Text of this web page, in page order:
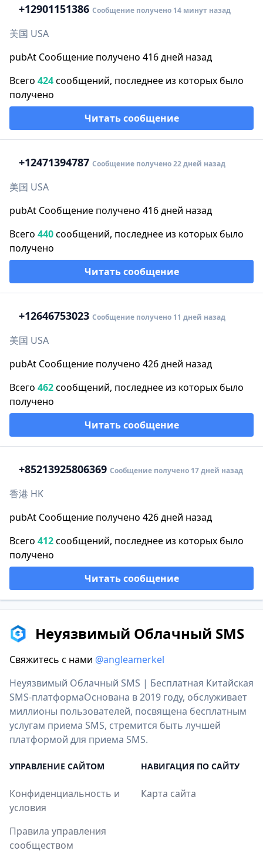
+12901151386 Сообщение получено 14 минут назад
美国 USA
pubAt Сообщение получено 416 дней назад
Всего 424сообщений, последнее из которых было
получено
Читать сообщение
+12471394787 Сообщение получено 22 дней назад
美国 USA
pubAt Сообщение получено 416 дней назад
Всего 440сообщений, последнее из которых было
получено
Читать сообщение
+12646753023 Сообщение получено 11 дней назад
美国 USA
pubAt Сообщение получено 426 дней назад
Всего 462сообщений, последнее из которых было
получено
Читать сообщение
+85213925806369 Сообщение получено 17 дней назад
香港 HK
pubAt Сообщение получено 426 дней назад
Всего 412сообщений, последнее из которых было
получено
Читать сообщение
Неуязвимый Облачный SMS
Свяжитесь с нами @angleamerkel
Неуязвимый Облачный SMS | Бесплатная Китайская
SMS-платформаОснована в 2019 году, обслуживает
миллионы пользователей, посвящена бесплатным
услугам приема SMS, стремится быть лучшей
платформой для приема SMS.
УПРАВЛЕНИЕ САЙТОМ
Конфиденциальность и
условия
Правила управления
сообществом
НАВИГАЦИЯ ПО САЙТУ
Карта сайта